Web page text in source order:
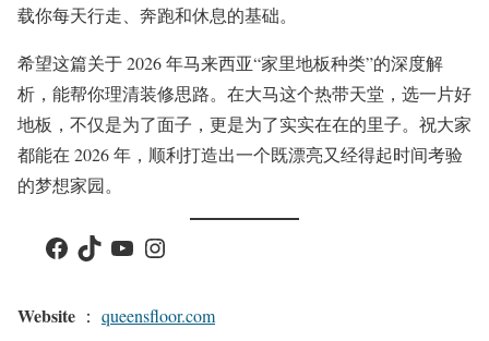
载你每天行走、奔跑和休息的基础。
希望这篇关于 2026 年马来西亚“家里地板种类”的深度解
析，能帮你理清装修思路。在大马这个热带天堂，选一片好
地板，不仅是为了面子，更是为了实实在在的里子。祝大家
都能在 2026 年，顺利打造出一个既漂亮又经得起时间考验
的梦想家园。
Facebook TikTok YouTube Instagram
Website ： queensfloor.com